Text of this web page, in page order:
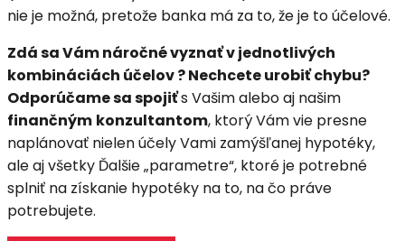
nie je možná, pretože banka má za to, že je to účelové.
Zdá sa Vám náročné vyznať v jednotlivých
kombináciách účelov ? Nechcete urobiť chybu?
Odporúčame sa spojiťs Vašim alebo aj našim
finančným konzultantom, ktorý Vám vie presne
naplánovať nielen účely Vami zamýšľanej hypotéky,
ale aj všetky Ďalšie „parametre“, ktoré je potrebné
splniť na získanie hypotéky na to, na čo práve
potrebujete.